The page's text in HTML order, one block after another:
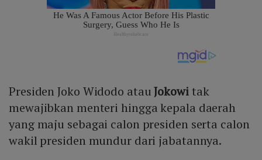
Presiden Joko Widodo atauJokowitak
mewajibkan menteri hingga kepala daerah
yang maju sebagai calon presiden serta calon
wakil presiden mundur dari jabatannya.